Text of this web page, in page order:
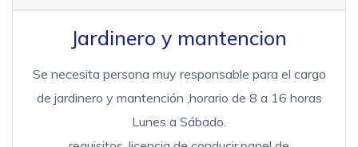
Jardinero y mantencion
Se necesita persona muy responsable para el cargo
de jardinero y mantención ,horario de 8 a 16 horas
Lunes a Sábado.